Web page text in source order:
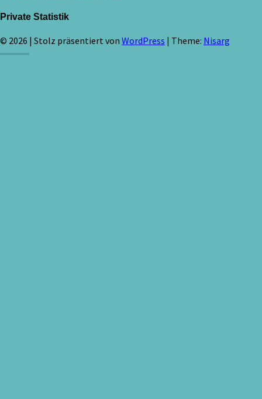
Private Statistik
© 2026 | Stolz präsentiert von WordPress | Theme: Nisarg